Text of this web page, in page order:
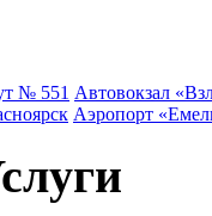
№ 551 Автовокзал
Аэропорт